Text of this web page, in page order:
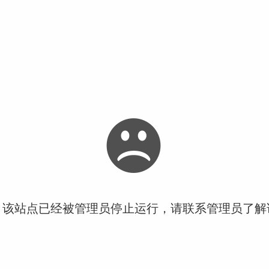
站点已经被管理员停止运行，请联系管理员了